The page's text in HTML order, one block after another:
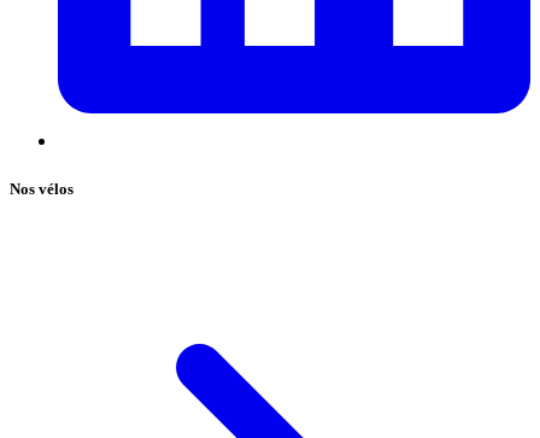
Nos vélos